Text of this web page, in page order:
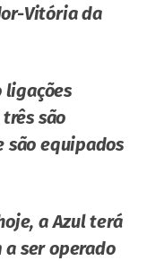
Vitória da
ligações
são
são equipados
a Azul terá
ser operado